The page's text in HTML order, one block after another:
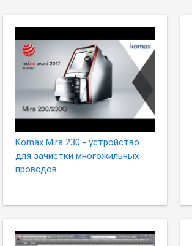
Komax Mira 230 - устройство
для зачистки многожильных
проводов